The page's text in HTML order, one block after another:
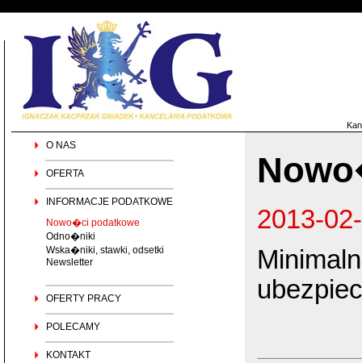
O NAS
OFERTA
INFORMACJE PODATKOWE
Nowo�ci podatkowe
Odno�niki
Wska�niki, stawki, odsetki
Newsletter
OFERTY PRACY
POLECAMY
KONTAKT
2013-